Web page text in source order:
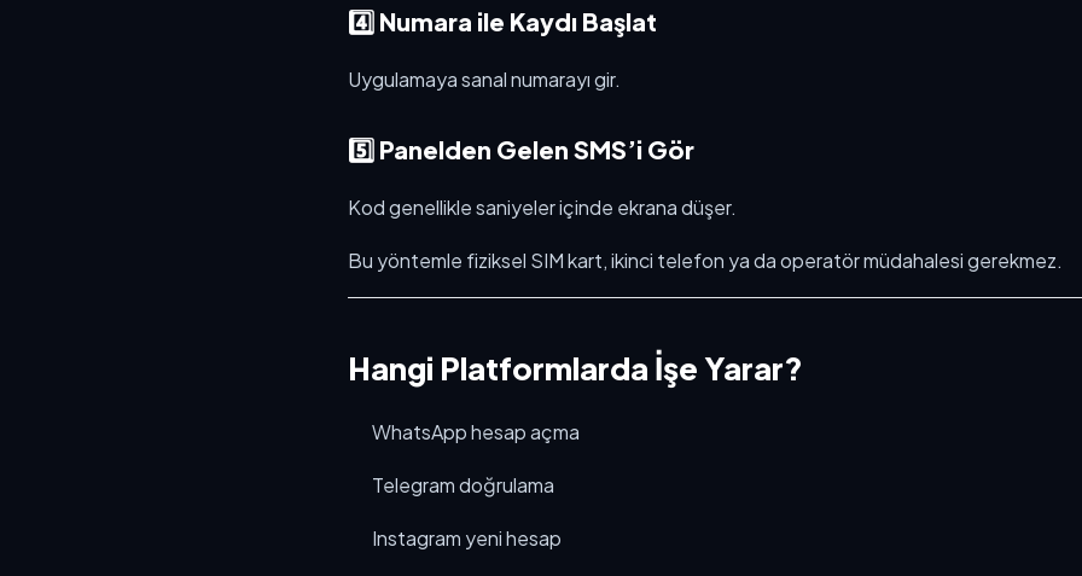
4️⃣ Numara ile Kaydı Başlat
Uygulamaya sanal numarayı gir.
5️⃣ Panelden Gelen SMS’i Gör
Kod genellikle saniyeler içinde ekrana düşer.
Bu yöntemle fiziksel SIM kart, ikinci telefon ya da operatör müdahalesi gerekmez.
Hangi Platformlarda İşe Yarar?
WhatsApp hesap açma
Telegram doğrulama
Instagram yeni hesap